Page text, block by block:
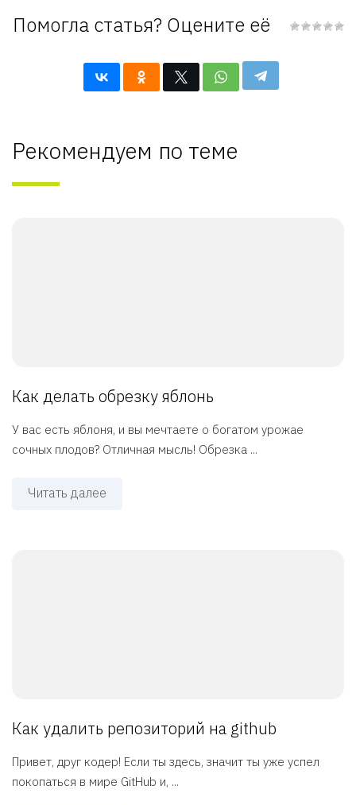
Помогла статья? Оцените её
Рекомендуем по теме
Как делать обрезку яблонь
У вас есть яблоня, и вы мечтаете о богатом урожае
сочных плодов? Отличная мысль! Обрезка ...
Читать далее
Как удалить репозиторий на github
Привет, друг кодер! Если ты здесь, значит ты уже успел
покопаться в мире GitHub и, ...